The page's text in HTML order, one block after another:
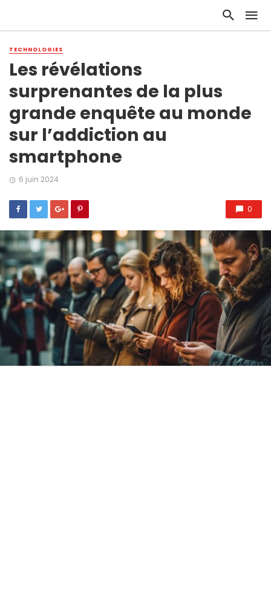
TECHNOLOGIES
Les révélations
surprenantes de la plus
grande enquête au monde
sur l’addiction au
smartphone
6 juin 2024
0